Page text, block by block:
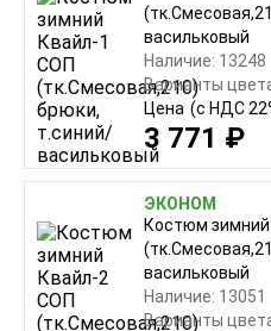
васильковый
Наличие: 13248
Варианты
Цена (с НДС
3 771 ₽
ЭКОНОМ
Костюм
васильковый
Наличие: 13051
Варианты